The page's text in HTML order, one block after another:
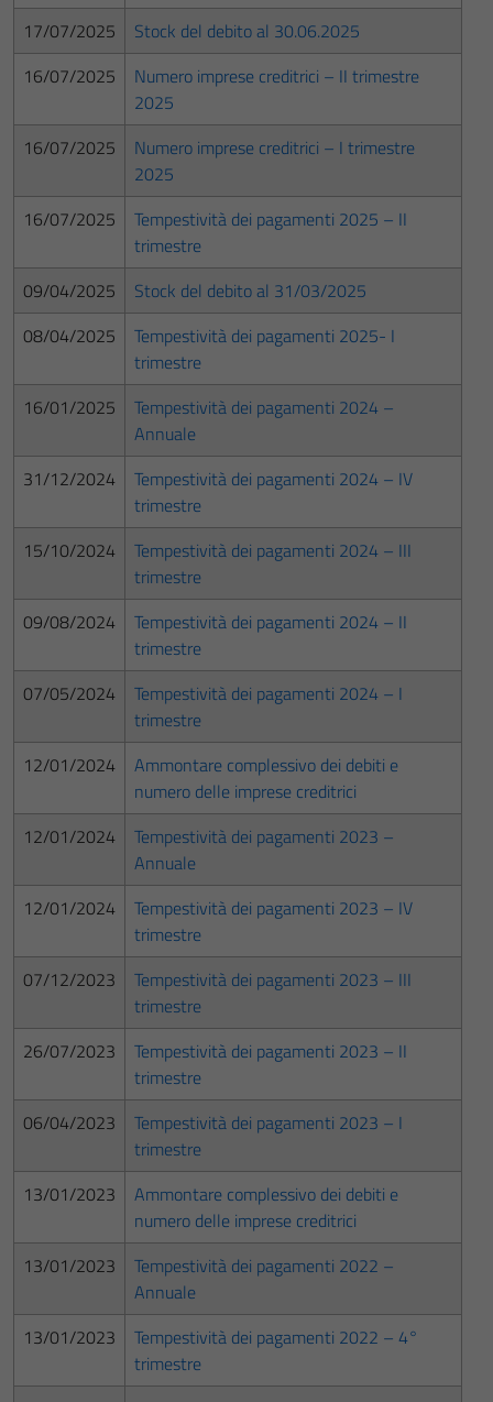
17/07/2025
Stock del debito al 30.06.2025
16/07/2025
Numero imprese creditrici – II trimestre
2025
16/07/2025
Numero imprese creditrici – I trimestre
2025
16/07/2025
Tempestività dei pagamenti 2025 – II
trimestre
09/04/2025
Stock del debito al 31/03/2025
08/04/2025
Tempestività dei pagamenti 2025- I
trimestre
16/01/2025
Tempestività dei pagamenti 2024 –
Annuale
31/12/2024
Tempestività dei pagamenti 2024 – IV
trimestre
15/10/2024
Tempestività dei pagamenti 2024 – III
trimestre
09/08/2024
Tempestività dei pagamenti 2024 – II
trimestre
07/05/2024
Tempestività dei pagamenti 2024 – I
trimestre
12/01/2024
Ammontare complessivo dei debiti e
numero delle imprese creditrici
12/01/2024
Tempestività dei pagamenti 2023 –
Annuale
12/01/2024
Tempestività dei pagamenti 2023 – IV
trimestre
07/12/2023
Tempestività dei pagamenti 2023 – III
trimestre
26/07/2023
Tempestività dei pagamenti 2023 – II
trimestre
06/04/2023
Tempestività dei pagamenti 2023 – I
trimestre
13/01/2023
Ammontare complessivo dei debiti e
numero delle imprese creditrici
13/01/2023
Tempestività dei pagamenti 2022 –
Annuale
13/01/2023
Tempestività dei pagamenti 2022 – 4°
trimestre